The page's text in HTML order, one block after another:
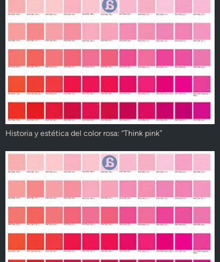
Historia y estética del color rosa: “Think pink”